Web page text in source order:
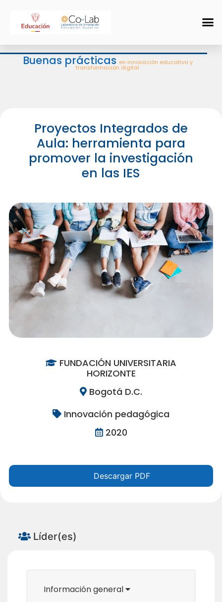
Buenas prácticas en innovación educativa y
transformación digital
Proyectos Integrados de
Aula: herramienta para
promover la investigación
en las IES
FUNDACIÓN UNIVERSITARIA
HORIZONTE
Bogotá D.C.
Innovación pedagógica
2020
Descargar PDF
Líder(es)
Información general